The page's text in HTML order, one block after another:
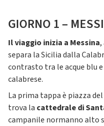
GIORNO 1 –
Il viaggio inizia a Messina
separa la Sicilia dalla
contrasto tra le acque blu
calabrese.
La prima tappa è piazza
trova la cattedrale di
campanile normanno alto